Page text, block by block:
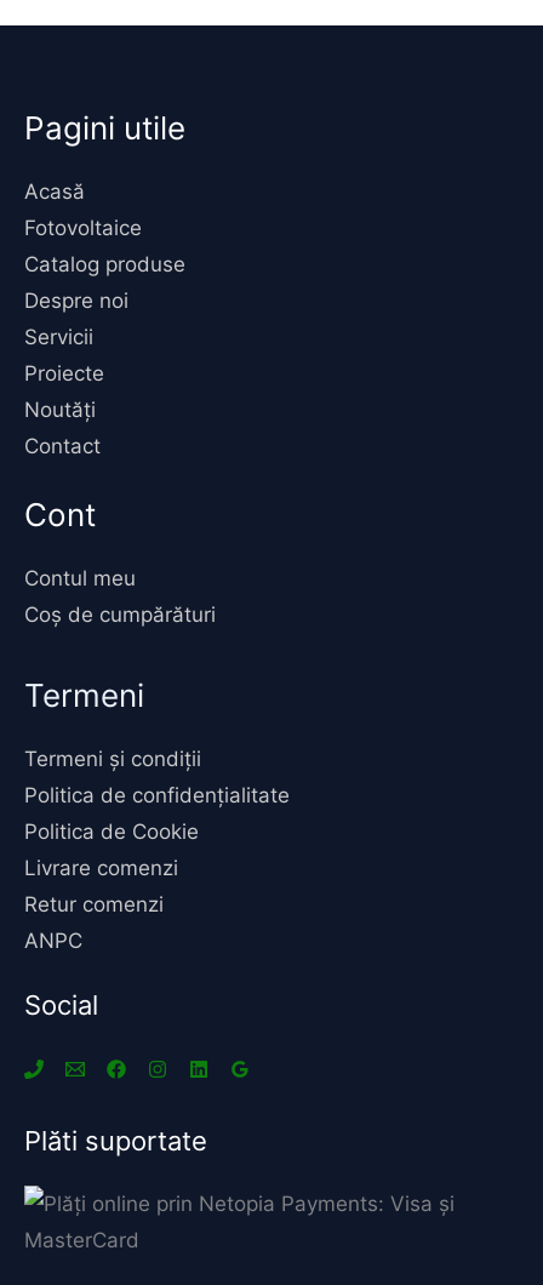
Pagini utile
Acasă
Fotovoltaice
Catalog produse
Despre noi
Servicii
Proiecte
Noutăți
Contact
Cont
Contul meu
Coș de cumpărături
Termeni
Termeni și condiții
Politica de confidențialitate
Politica de Cookie
Livrare comenzi
Retur comenzi
ANPC
Social
Plăti suportate